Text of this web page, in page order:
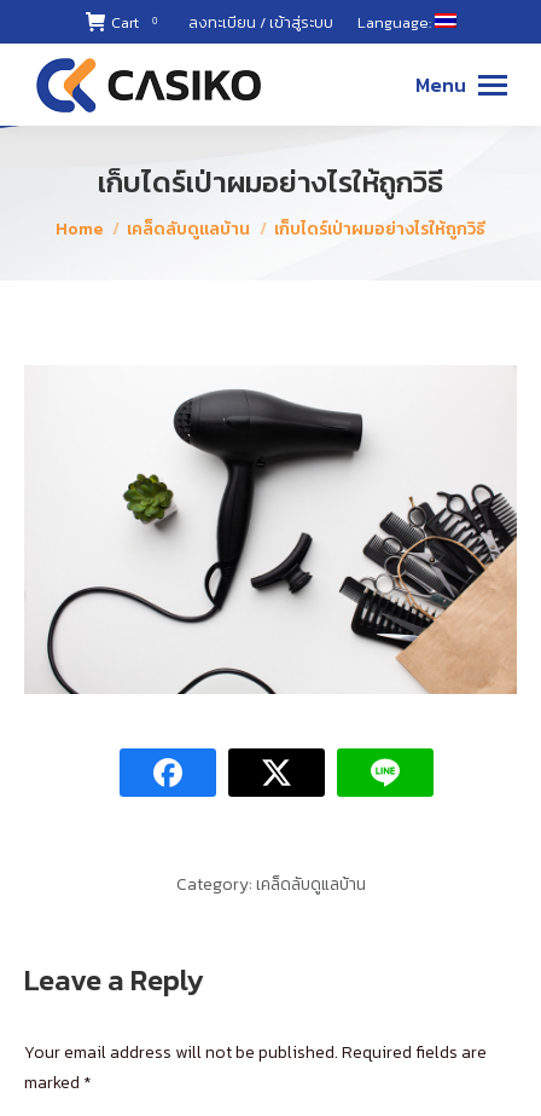
Cart 0 ลงทะเบียน / เข้าสู่ระบบ Language:
Menu
เก็บไดร์เป่าผมอย่างไรให้ถูกวิธี
You are here:
Home เคล็ดลับดูแลบ้าน เก็บไดร์เป่าผมอย่างไรให้ถูกวิธี
Category:เคล็ดลับดูแลบ้าน
Leave a Reply
Your email address will not be published. Required fields are
marked *